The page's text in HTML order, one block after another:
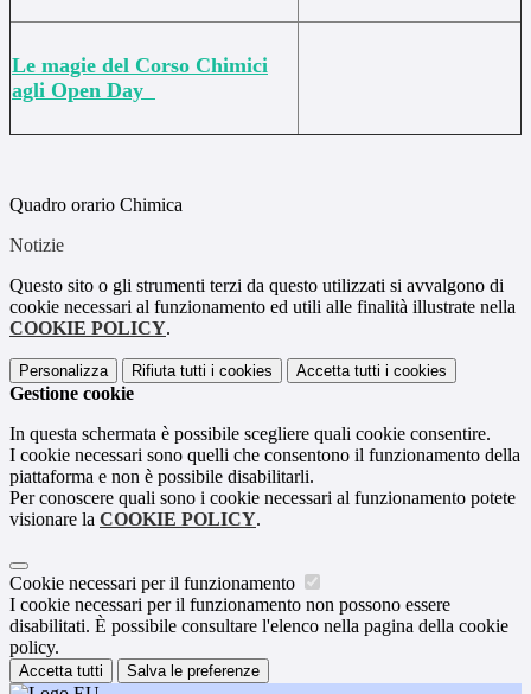
Le magie del Corso Chimici
agli Open Day
Quadro orario Chimica
Notizie
Questo sito o gli strumenti terzi da questo utilizzati si avvalgono di
cookie necessari al funzionamento ed utili alle finalità illustrate nella
COOKIE POLICY.
Personalizza Rifiuta tutti i cookies Accetta tutti i cookies
Gestione cookie
In questa schermata è possibile scegliere quali cookie consentire.
I cookie necessari sono quelli che consentono il funzionamento della
piattaforma e non è possibile disabilitarli.
Per conoscere quali sono i cookie necessari al funzionamento potete
visionare la COOKIE POLICY.
Cookie necessari per il funzionamento
I cookie necessari per il funzionamento non possono essere
disabilitati. È possibile consultare l'elenco nella pagina della cookie
policy.
Accetta tutti Salva le preferenze